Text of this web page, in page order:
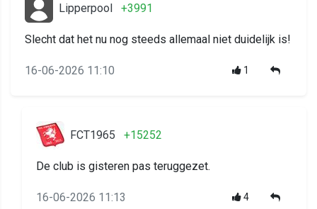
Lipperpool +3991
Slecht dat het nu nog steeds allemaal niet duidelijk is!
16-06-2026 11:10 1
FCT1965 +15252
De club is gisteren pas teruggezet.
16-06-2026 11:13 4